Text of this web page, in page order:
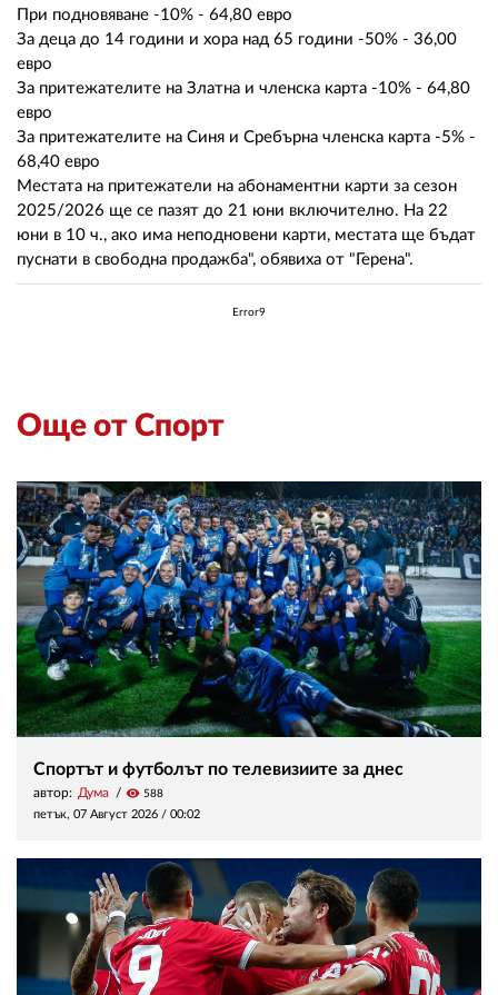
При подновяване -10% - 64,80 евро
За деца до 14 години и хора над 65 години -50% - 36,00
евро
За притежателите на Златна и членска карта -10% - 64,80
евро
За притежателите на Синя и Сребърна членска карта -5% -
68,40 евро
Местата на притежатели на абонаментни карти за сезон
2025/2026 ще се пазят до 21 юни включително. На 22
юни в 10 ч., ако има неподновени карти, местата ще бъдат
пуснати в свободна продажба", обявиха от "Герена".
Error9
Още от Спорт
Спортът и футболът по телевизиите за днес
автор: Дума visibility 588
петък, 07 Август 2026 / 00:02